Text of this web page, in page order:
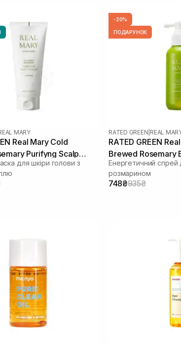
MARY
Real Mary Cold
Purifyng Scalp
для шкіри голови з
-20%
ПОДАРУНОК
RATED GREEN REAL
RATED GREEN
Brewed Rosemary
Spray 120 мл
Енергетичний спрей
розмарином
748₴935₴